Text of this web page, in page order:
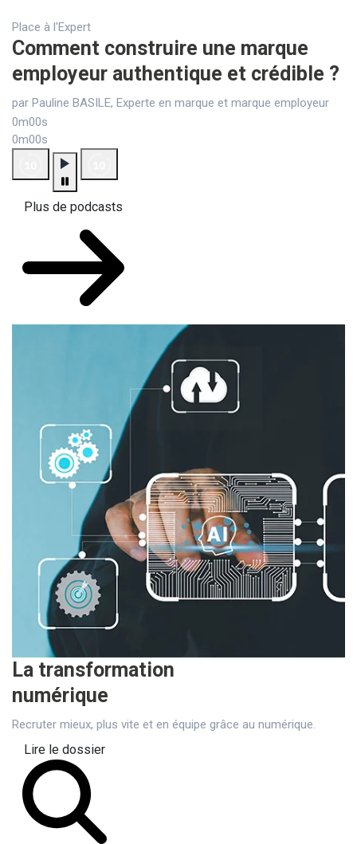
Place à l'Expert
Comment construire une marque
employeur authentique et crédible ?
par Pauline BASILE, Experte en marque et marque employeur
0m00s
0m00s
Plus de podcasts
La transformation
numérique
Recruter mieux, plus vite et en équipe grâce au numérique.
Lire le dossier